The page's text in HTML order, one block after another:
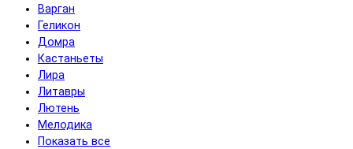
Варган
Геликон
Домра
Кастаньеты
Лира
Литавры
Лютень
Мелодика
Показать все